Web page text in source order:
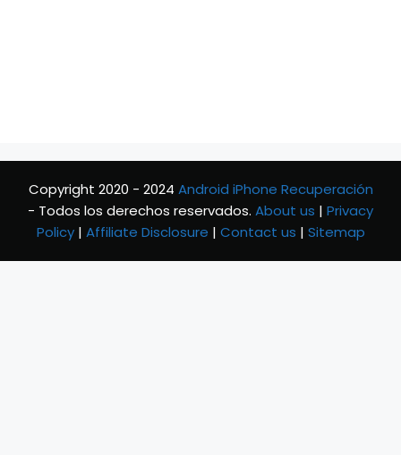
Copyright 2020 - 2024 Android iPhone Recuperación
- Todos los derechos reservados. About us | Privacy
Policy | Affiliate Disclosure | Contact us | Sitemap